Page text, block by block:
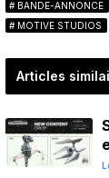
BANDE-ANNONCE
MOTIVE STUDIOS
Articles